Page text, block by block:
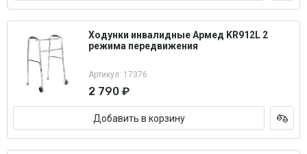
Ходунки инвалидные Армед KR912L 2
режима передвижения
Артикул: 17376
2 790 ₽
Добавить в корзину